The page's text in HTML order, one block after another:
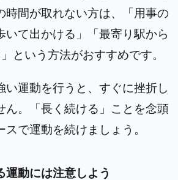
時間が取れない方は、「用事の
いて出かける」「最寄り駅から
という方法がおすすめです。
い運動を行うと、すぐに挫折し
ん。「長く続ける」ことを念頭
で運動を続けましょう。
運動には注意しよう